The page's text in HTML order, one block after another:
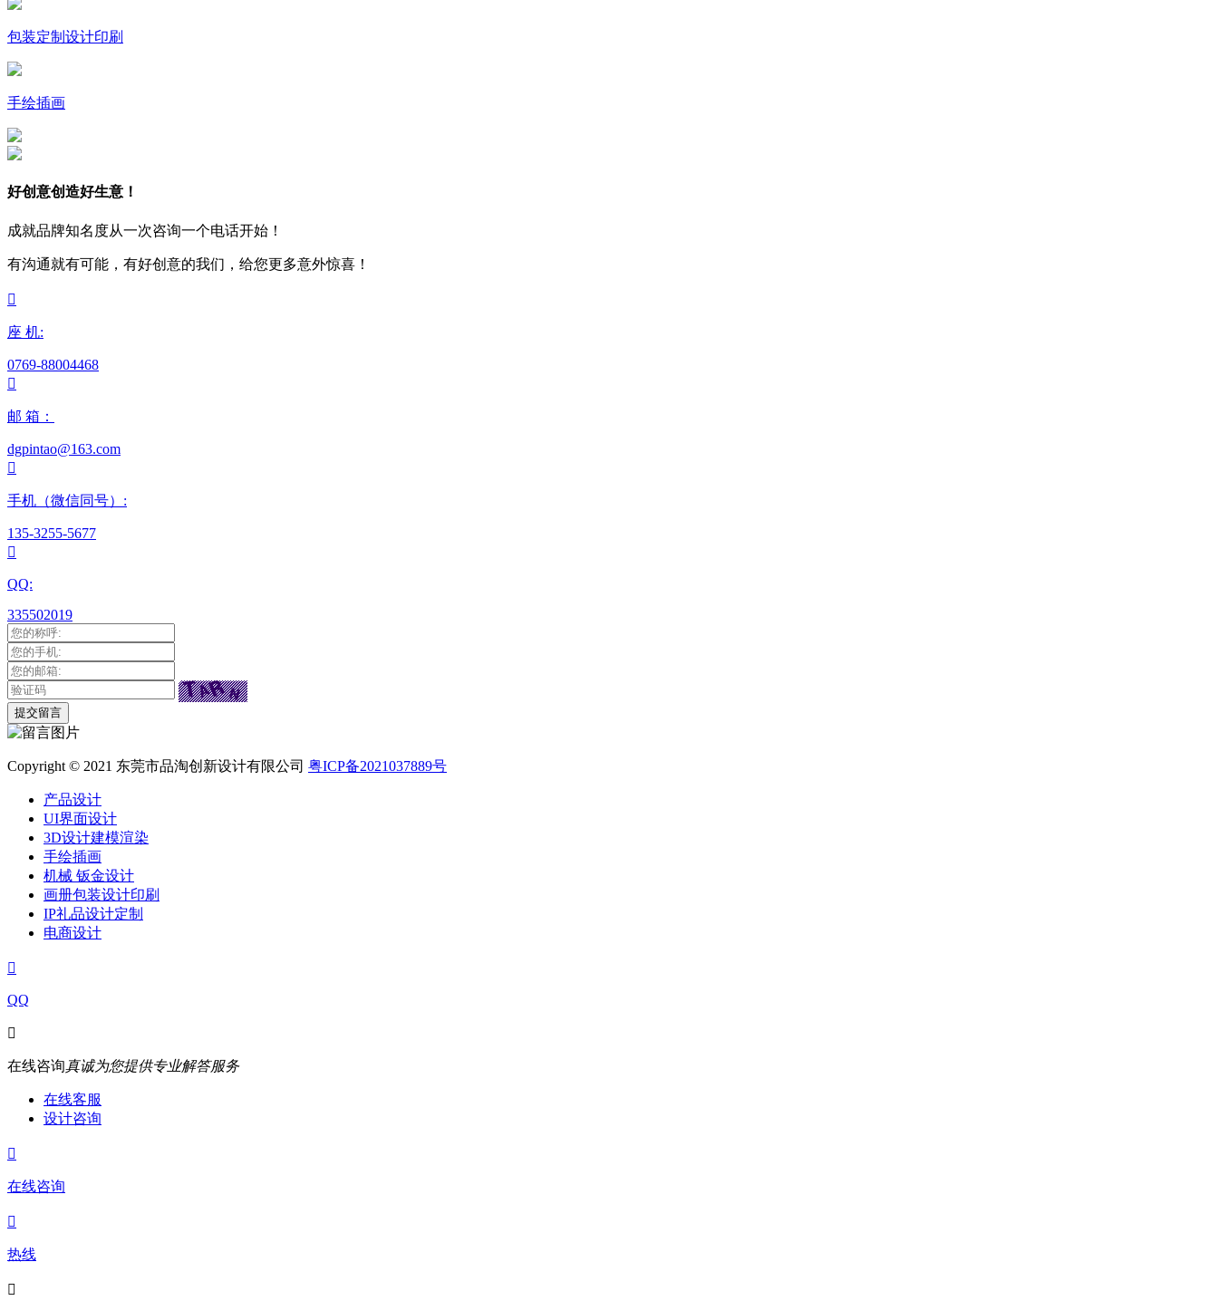
包装定制设计印刷
手绘插画
好创意创造好生意！
成就品牌知名度从一次咨询一个电话开始！
有沟通就有可能，有好创意的我们，给您更多意外惊喜！

座 机:
0769-88004468

邮 箱：
dgpintao@163.com

手机（微信同号）:
135-3255-5677

QQ:
335502019
Copyright © 2021 东莞市品淘创新设计有限公司 粤ICP备2021037889号
产品设计
UI界面设计
3D设计建模渲染
手绘插画
机械 钣金设计
画册包装设计印刷
IP礼品设计定制
电商设计

QQ

在线咨询真诚为您提供专业解答服务
在线客服
设计咨询

在线咨询

热线
